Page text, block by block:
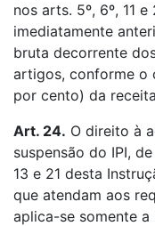
nos arts. 5º, 6º, 11
imediatamente
bruta decorrente
artigos, conforme o
por cento) da
Art. 24. O direito à
suspensão do IPI,
13 e 21 desta
que atendam aos
aplica-se somente